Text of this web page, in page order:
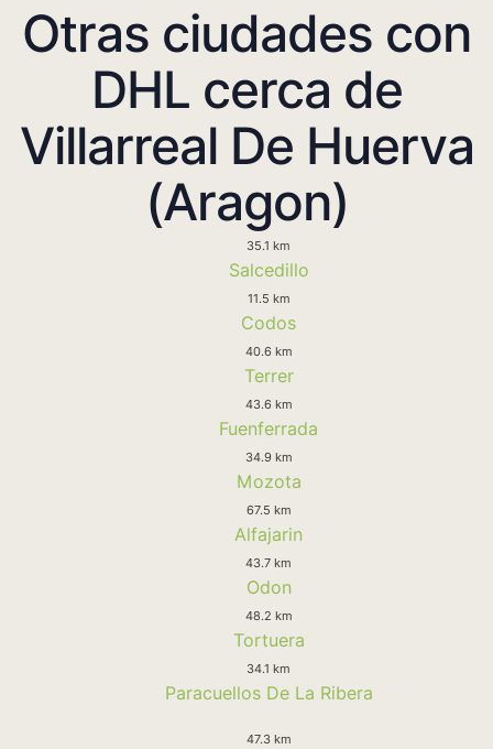
Otras ciudades con
DHL cerca de
Villarreal De Huerva
(Aragon)
35.1 km
Salcedillo
11.5 km
Codos
40.6 km
Terrer
43.6 km
Fuenferrada
34.9 km
Mozota
67.5 km
Alfajarin
43.7 km
Odon
48.2 km
Tortuera
34.1 km
Paracuellos De La Ribera
47.3 km